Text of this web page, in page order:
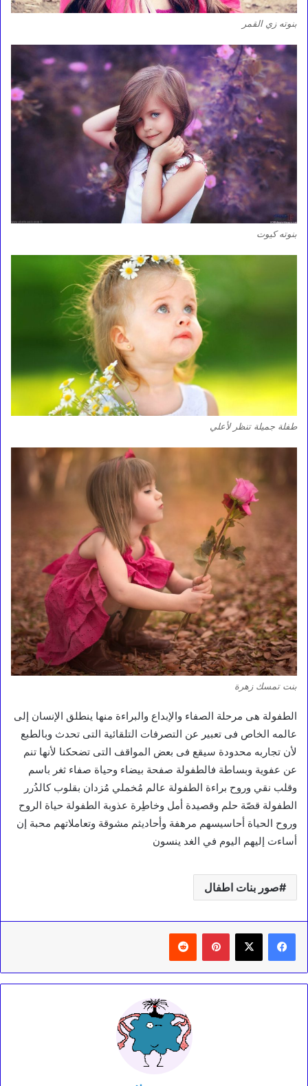
بنوته زي القمر
بنوته كيوت
طفلة جميلة تنظر لأعلي
بنت تمسك زهرة
الطفولة هى مرحلة الصفاء والإبداع والبراءة منها ينطلق الإنسان إلى
عالمه الخاص فى تعبير عن التصرفات التلقائية التى تحدث وبالطبع
لأن تجاربه محدودة سيقع فى بعض المواقف التى تضحكنا لأنها تنم
عن عفوية وبساطة فالطفولة صفحة بيضاء وحياة صفاء ثغر باسم
وقلب نقي وروح براءة الطفولة عالم مُخملي مُزدان بقلوب كالدُرر
الطفولة قصّة حلم وقصيدة أمل وخاطِرة عذوبة الطفولة حياة الروح
وروح الحياة أحاسيسهم مرهفة وأحاديثم مشوقة وتعاملاتهم محبة إن
أساءت إليهم اليوم في الغد ينسون
صور بنات اطفال
بينتيريست